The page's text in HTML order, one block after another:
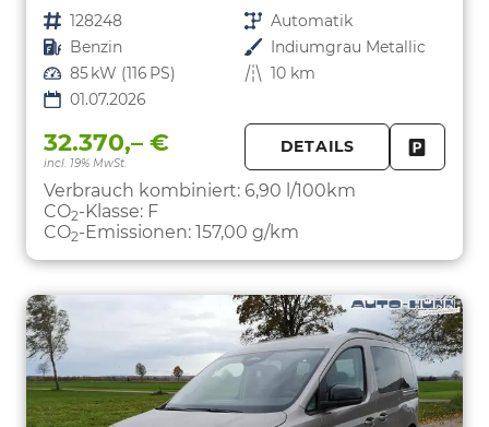
Fahrzeugnr. 128248 Getriebe Automatik
Kraftstoff Benzin Außenfarbe Indiumgrau Metallic
Leistung 85 kW (116 PS) Kilometerstand 10 km
01.07.2026
32.370,– €
incl. 19% MwSt.
DETAILS
Verbrauch kombiniert: 6,90 l/100km
CO2-Klasse: F
CO2-Emissionen: 157,00 g/km